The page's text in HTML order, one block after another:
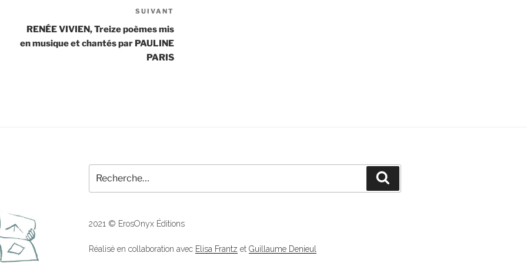
suivant
SUIVANT
RENÉE VIVIEN, Treize poèmes mis
en musique et chantés par PAULINE
PARIS
pour
:
2021 © ErosOnyx Éditions
Réalisé en collaboration avec Elisa Frantz et Guillaume Denieul